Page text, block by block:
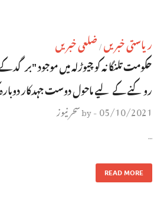
ریاستی خبریں / ضلعی خبریں
حکومت تلنگانہ کو چیوڑلہ میں موجود "برگد
روکنے کے لیے ماحول دوست جہدکار دوبارہ
05/10/2021
-
byسحر نیوز
…
READ MORE